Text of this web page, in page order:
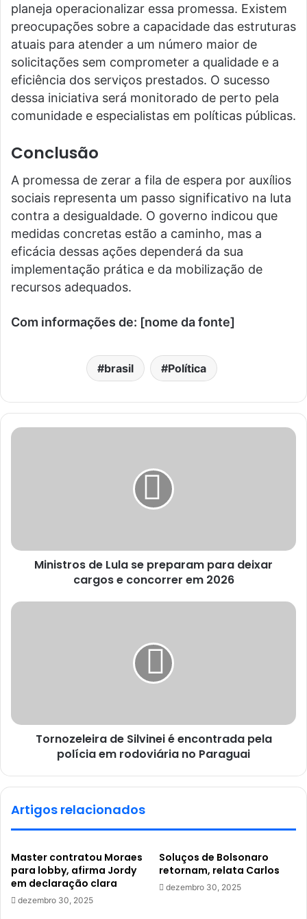
planeja operacionalizar essa promessa. Existem
preocupações sobre a capacidade das estruturas
atuais para atender a um número maior de
solicitações sem comprometer a qualidade e a
eficiência dos serviços prestados. O sucesso
dessa iniciativa será monitorado de perto pela
comunidade e especialistas em políticas públicas.
Conclusão
A promessa de zerar a fila de espera por auxílios
sociais representa um passo significativo na luta
contra a desigualdade. O governo indicou que
medidas concretas estão a caminho, mas a
eficácia dessas ações dependerá da sua
implementação prática e da mobilização de
recursos adequados.
Com informações de: [nome da fonte]
brasil Política
Ministros de Lula se preparam para deixar
cargos e concorrer em 2026
Tornozeleira de Silvinei é encontrada pela
polícia em rodoviária no Paraguai
Artigos relacionados
Master contratou Moraes
para lobby, afirma Jordy
em declaração clara
dezembro 30, 2025
Soluços de Bolsonaro
retornam, relata Carlos
dezembro 30, 2025